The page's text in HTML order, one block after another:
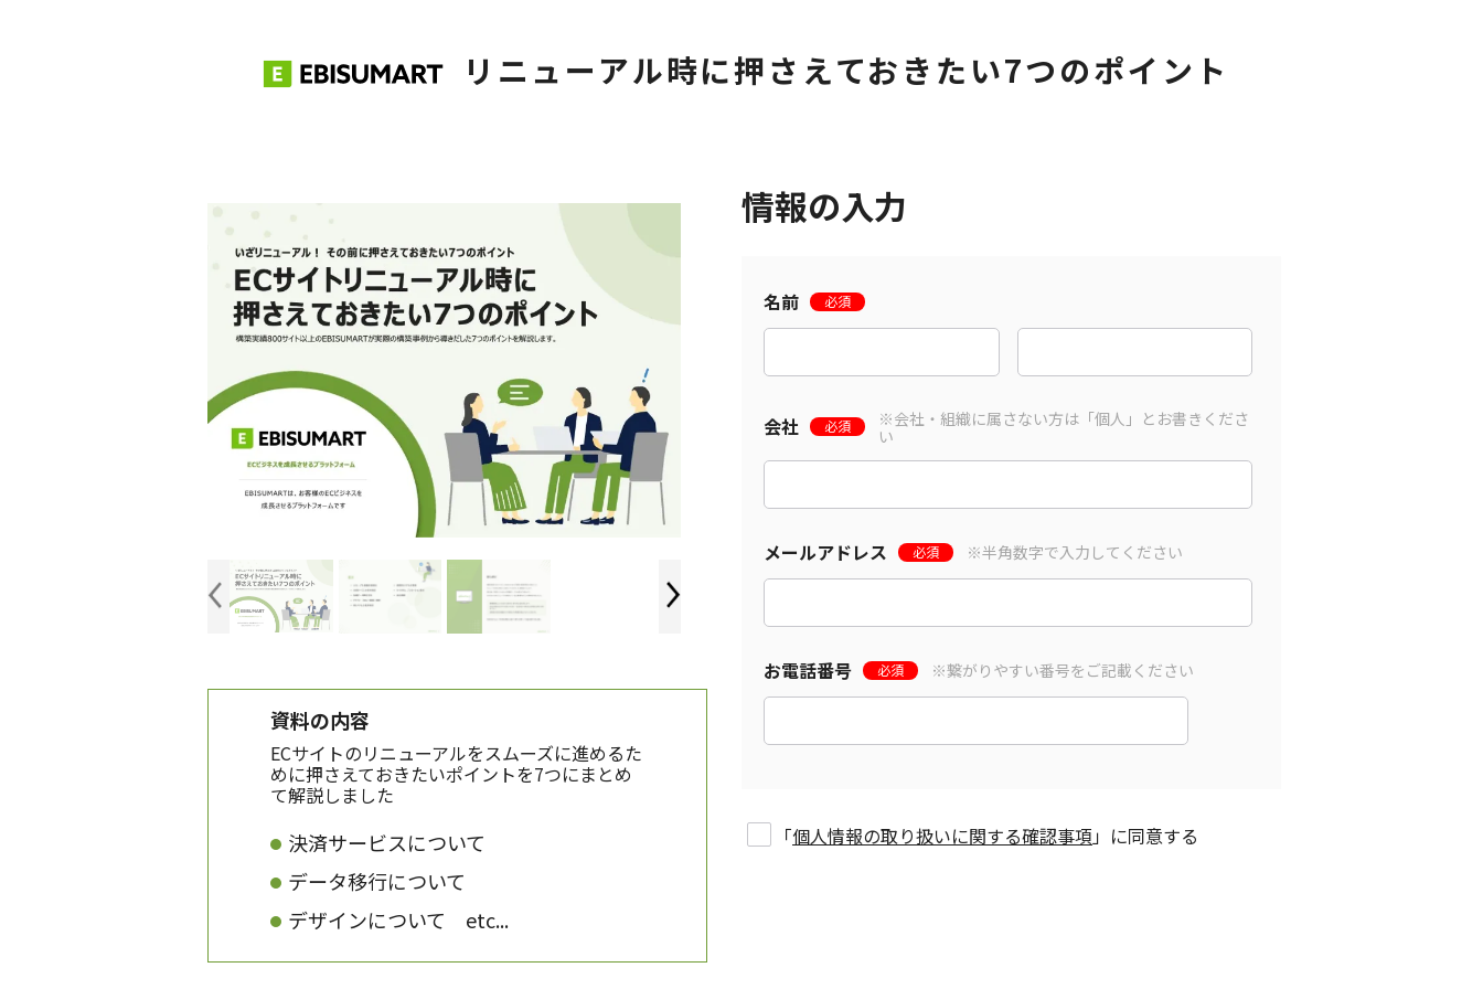
リニューアル時に押さえておきたい7つのポイント
資料の内容
ECサイトのリニューアルをスムーズに進めるた
めに押さえておきたいポイントを7つにまとめ
て解説しました
決済サービスについて
データ移行について
デザインについて etc...
情報の入力
名前 必須
会社 必須
※会社・組織に属さない方は「個人」とお書きくださ
い
メールアドレス 必須 ※半角数字で入力してください
お電話番号 必須 ※繋がりやすい番号をご記載ください
「個人情報の取り扱いに関する確認事項 」に同意する